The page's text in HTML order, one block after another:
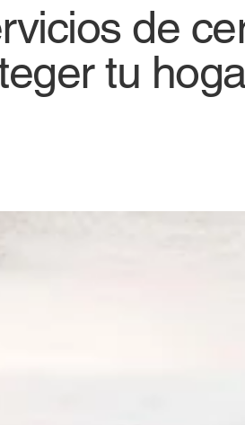
de
tu